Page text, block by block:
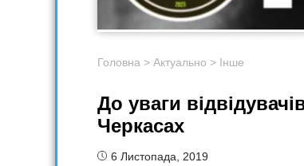
Головна > Актуально > Інше
До уваги
Черкасах
6 Листопада, 2019